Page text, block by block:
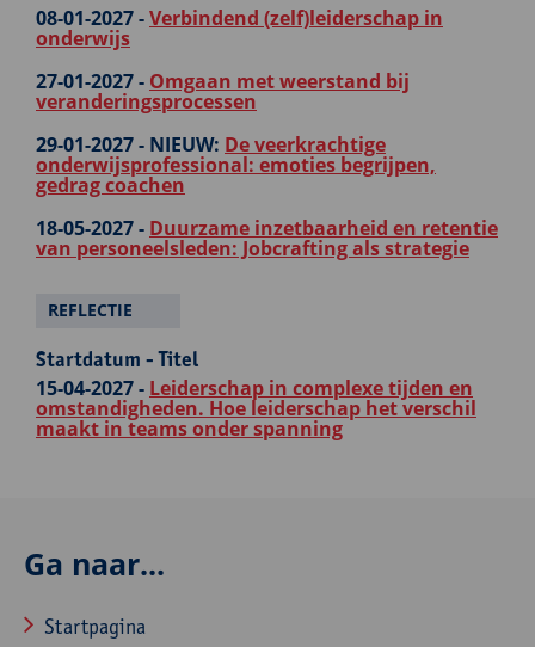
08-01-2027 -Verbindend (zelf)leiderschap in
onderwijs
27-01-2027 - Omgaan met weerstand bij
veranderingsprocessen
29-01-2027 - NIEUW: De veerkrachtige
onderwijsprofessional: emoties begrijpen,
gedrag coachen
18-05-2027 - Duurzame inzetbaarheid en retentie
van personeelsleden: Jobcrafting als strategie
REFLECTIE
Startdatum - Titel
15-04-2027 - Leiderschap in complexe tijden en
omstandigheden. Hoe leiderschap het verschil
maakt in teams onder spanning
Ga naar...
Startpagina